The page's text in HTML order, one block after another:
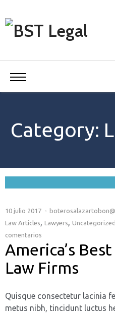
Category:
10 julio 2017
Law Articles, Lawyers, Uncategorized
comentarios
America’s
Law Firms
Quisque consectetur lacinia
metus nibh, tincidunt luctus